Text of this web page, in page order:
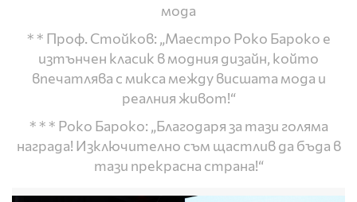
мода
* * Проф. Стойков: „Маестро Роко Бароко е
изтънчен класик в модния дизайн, който
впечатлява с микса между висшата мода и
реалния живот!“
* * * Роко Бароко: „Благодаря за тази голяма
награда! Изключително съм щастлив да бъда в
тази прекрасна страна!“